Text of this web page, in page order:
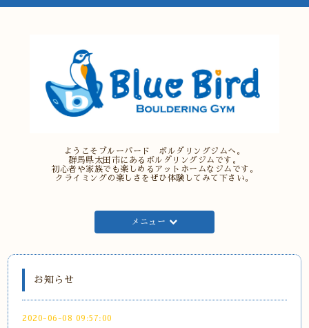
ようこそブルーバード ボルダリングジムへ。
群馬県太田市にあるボルダリングジムです。
初心者や家族でも楽しめるアットホームなジムです。
クライミングの楽しさをぜひ体験してみて下さい。
メニュー
お知らせ
2020-06-08 09:57:00